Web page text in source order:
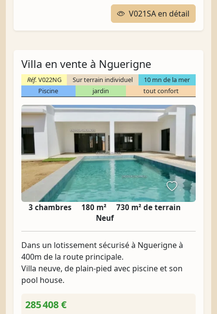
V021SA en détail
Villa en vente à Nguerigne
Réf. V022NG Sur terrain individuel
10 mn de la mer
Piscine
jardin tout confort
3 chambres 180 m²
730 m² de terrain
Neuf
Dans un lotissement sécurisé à Nguerigne à
400m de la route principale.
Villa neuve, de plain-pied avec piscine et son
pool house.
285 408 €